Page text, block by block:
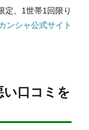
定、1世帯1回限り
ンシャ公式サイト
口コミを